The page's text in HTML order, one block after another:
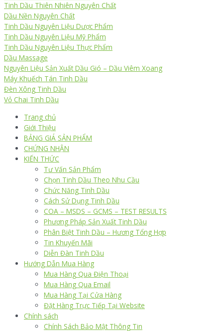
Tinh Dầu Thiên Nhiên Nguyên Chất
Dầu Nền Nguyên Chất
Tinh Dầu Nguyên Liệu Dược Phẩm
Tinh Dầu Nguyên Liệu Mỹ Phẩm
Tinh Dầu Nguyên Liệu Thực Phẩm
Dầu Massage
Nguyên Liệu Sản Xuất Dầu Gió – Dầu Viêm Xoang
Máy Khuếch Tán Tinh Dầu
Đèn Xông Tinh Dầu
Vỏ Chai Tinh Dầu
Trang chủ
Giới Thiệu
BẢNG GIÁ SẢN PHẨM
CHỨNG NHẬN
KIẾN THỨC
Tư Vấn Sản Phẩm
Chọn Tinh Dầu Theo Nhu Cầu
Chức Năng Tinh Dầu
Cách Sử Dụng Tinh Dầu
COA – MSDS – GCMS – TEST RESULTS
Phương Pháp Sản Xuất Tinh Dầu
Phân Biệt Tinh Dầu – Hương Tổng Hợp
Tin Khuyến Mãi
Diễn Đàn Tinh Dầu
Hướng Dẫn Mua Hàng
Mua Hàng Qua Điện Thoại
Mua Hàng Qua Email
Mua Hàng Tại Cửa Hàng
Đặt Hàng Trực Tiếp Tại Website
Chính sách
Chính Sách Bảo Mật Thông Tin